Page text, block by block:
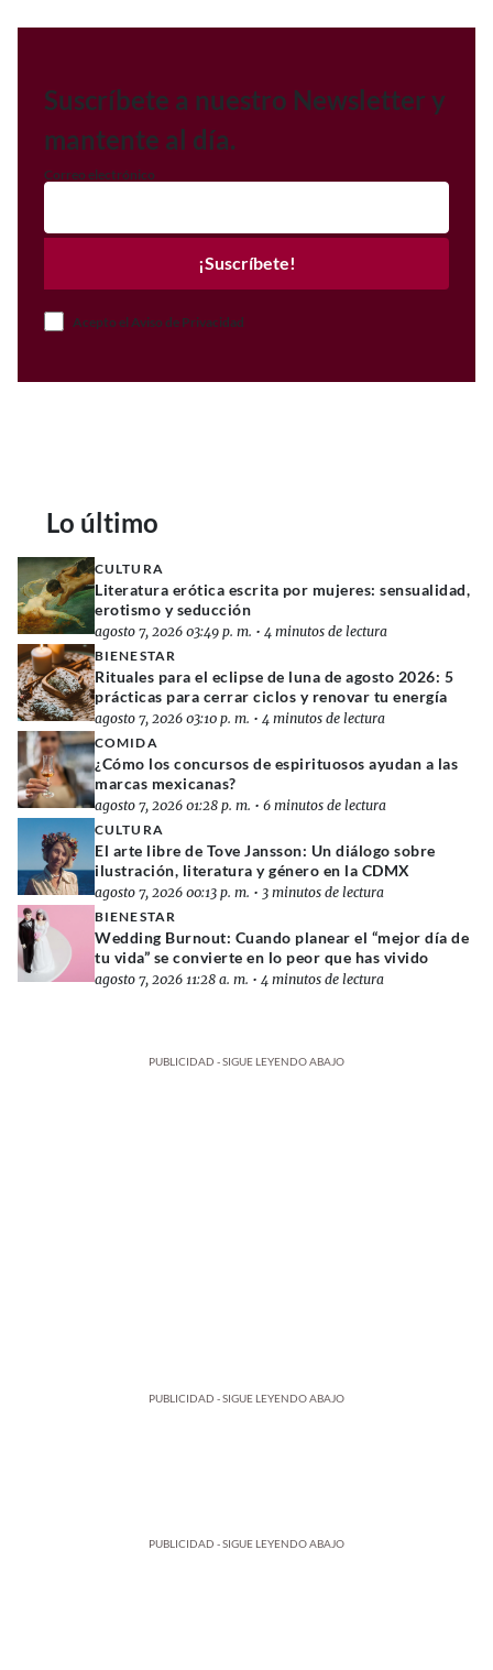
Suscríbete a nuestro Newsletter y
mantente al día.
Correo electrónico
¡Suscríbete!
Acepto el Aviso de Privacidad
Lo último
CULTURA
Literatura erótica escrita por mujeres: sensualidad,
erotismo y seducción
agosto 7, 2026 03:49 p. m. • 4 minutos de lectura
BIENESTAR
Rituales para el eclipse de luna de agosto 2026: 5
prácticas para cerrar ciclos y renovar tu energía
agosto 7, 2026 03:10 p. m. • 4 minutos de lectura
COMIDA
¿Cómo los concursos de espirituosos ayudan a las
marcas mexicanas?
agosto 7, 2026 01:28 p. m. • 6 minutos de lectura
CULTURA
El arte libre de Tove Jansson: Un diálogo sobre
ilustración, literatura y género en la CDMX
agosto 7, 2026 00:13 p. m. • 3 minutos de lectura
BIENESTAR
Wedding Burnout: Cuando planear el “mejor día de
tu vida” se convierte en lo peor que has vivido
agosto 7, 2026 11:28 a. m. • 4 minutos de lectura
PUBLICIDAD - SIGUE LEYENDO ABAJO
PUBLICIDAD - SIGUE LEYENDO ABAJO
PUBLICIDAD - SIGUE LEYENDO ABAJO